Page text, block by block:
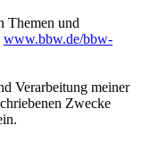
Themen und
www.bbw.de/bbw-
Verarbeitung meiner
Zwecke